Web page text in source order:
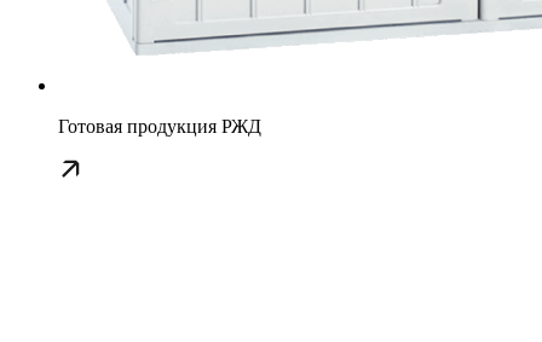
Готовая продукция РЖД